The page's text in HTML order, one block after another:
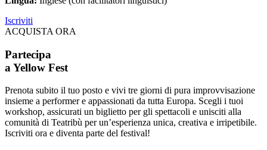
Iscriviti
ACQUISTA ORA
Partecipa
a Yellow Fest
Prenota subito il tuo posto e vivi tre giorni di pura improvvisazione
insieme a performer e appassionati da tutta Europa. Scegli i tuoi
workshop, assicurati un biglietto per gli spettacoli e unisciti alla
comunità di Teatribù per un’esperienza unica, creativa e irripetibile.
Iscriviti ora e diventa parte del festival!